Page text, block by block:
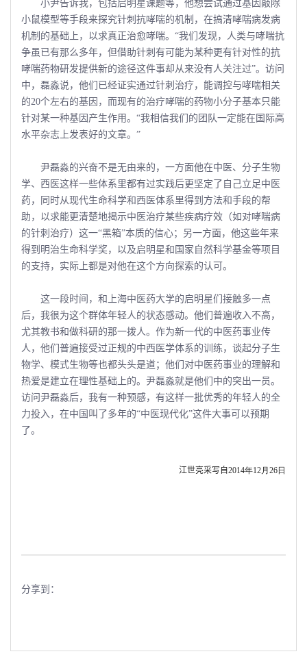
小尹告诉我，包括启明星课题等，他想尝试通过基因敲除
小鼠模型等手段来探究针刺抗哮喘的机制，在搞清哮喘病发病
机制的基础上，以求真正治愈哮喘。“我们发现，人类与哮喘抗
争虽已有那么多年，但借助针刺有可能为某种更有针对性的抗
哮喘药物研发提供新的途径这件事却从来没有人关注过”。访问
中，磊淼说，他们已经证实通过针刺治疗，能调控与哮喘相关
的20个左右的基因，而现有的治疗哮喘的药物小分子基本只能
针对某一种基因产生作用。“我相信我们的团队一定能在国际高
水平杂志上发表好的文章。”
尹磊淼的兴奋不是无由来的，一方面他在中医、分子生物
学、西医这样一些体系里都有过实践后更坚定了自己立足中医
药，同时从现代生命科学和西医体系里得到方法和手段的帮
助，以求能更清楚地揭示中医治疗某些疾病疗效（如对哮喘病
的针刺治疗）这一“黑箱”本质的信心；另一方面，他这些年来
得到明治生命科学奖，以及启明星和国家自然科学基金等项目
的支持，实际上都是对他在这个方向探索的认可。
这一段时间，和上海中医药大学的启明星们接触多一点
后，我很为这个群体年轻人的状态感动。他们普遍收入不高，
尤其教书和做科研的那一拨人。作为新一代的中医药事业传
人，他们普遍接受过正规的中西医学体系的训练，谈起分子生
物学、模式生物等也都头头是道；他们对中医药事业的理解和
热爱是建立在理性基础上的。尹磊淼就是他们中的突出一员。
访问尹磊淼后，我有一种预感，有这样一批优秀的年轻人的全
力投入，在中国叫了多年的“中医现代化”这件大事可以预期
了。
江世亮采写自2014年12月26日
分享到：